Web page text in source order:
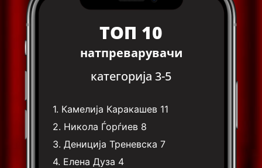
ТОП 10
натпреварувачи
категорија 3-5
1. Камелија Каракашев 11
2. Никола Ѓорѓиев 8
3.Дениција Треневска 7
4. Елена Дуза 4